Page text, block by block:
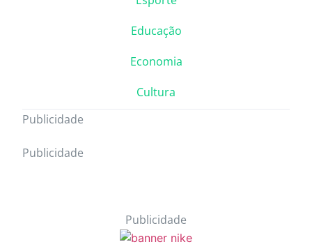
Educação
Economia
Cultura
Publicidade
Publicidade
Publicidade